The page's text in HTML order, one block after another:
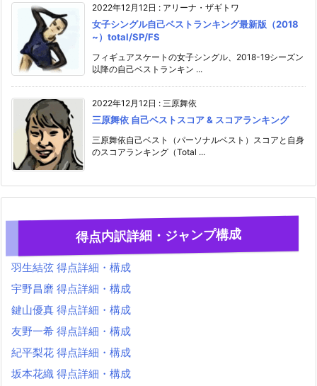
2022年12月12日 : アリーナ・ザギトワ
女子シングル自己ベストランキング最新版（2018
~）total/SP/FS
フィギュアスケートの女子シングル、2018-19シーズン
以降の自己ベストランキン ...
2022年12月12日 : 三原舞依
三原舞依 自己ベストスコア & スコアランキング
三原舞依自己ベスト（パーソナルベスト）スコアと自身
のスコアランキング（Total ...
得点内訳詳細・ジャンプ構成
羽生結弦 得点詳細・構成
宇野昌磨 得点詳細・構成
鍵山優真 得点詳細・構成
友野一希 得点詳細・構成
紀平梨花 得点詳細・構成
坂本花織 得点詳細・構成